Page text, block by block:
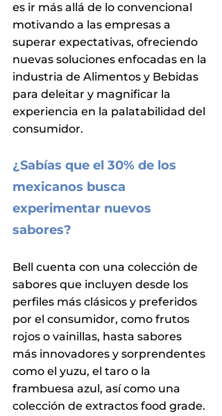
es ir más allá de lo convencional
motivando a las empresas a
superar expectativas, ofreciendo
nuevas soluciones enfocadas en la
industria de Alimentos y Bebidas
para deleitar y magnificar la
experiencia en la palatabilidad del
consumidor.
¿Sabías que el 30% de los
mexicanos busca
experimentar nuevos
sabores?
Bell cuenta con una colección de
sabores que incluyen desde los
perfiles más clásicos y preferidos
por el consumidor, como frutos
rojos o vainillas, hasta sabores
más innovadores y sorprendentes
como el yuzu, el taro o la
frambuesa azul, así como una
colección de extractos food grade.